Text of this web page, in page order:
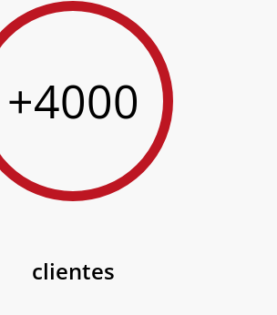
+4000
clientes